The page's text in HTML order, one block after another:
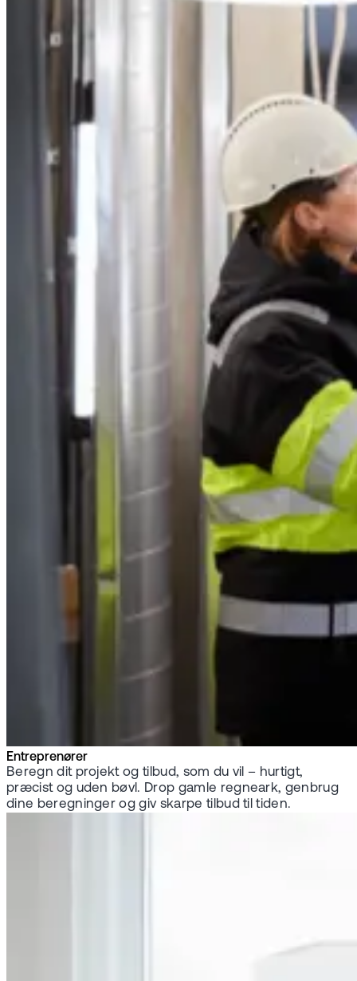
Entreprenører
Beregn dit projekt og tilbud, som du vil – hurtigt,
præcist og uden bøvl. Drop gamle regneark, genbrug
dine beregninger og giv skarpe tilbud til tiden.